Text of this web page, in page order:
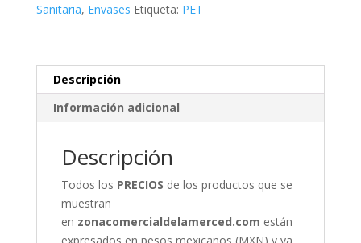
Sanitaria, Envases Etiqueta: PET
Descripción
Información adicional
Descripción
Todos los PRECIOS de los productos que se
muestran
en zonacomercialdelamerced.com están
expresados en pesos mexicanos (MXN) y ya